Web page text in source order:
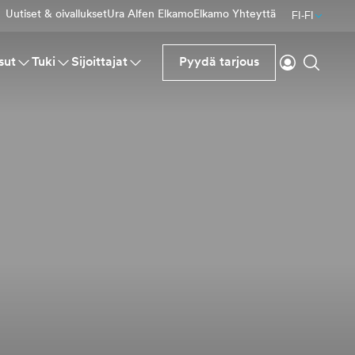
Uutiset & oivalluksetUra Alfen ElkamoElkamo Yhteyttä FI-FI
Tuki Sijoittajat Pyydä tarjous
Kirjaudu